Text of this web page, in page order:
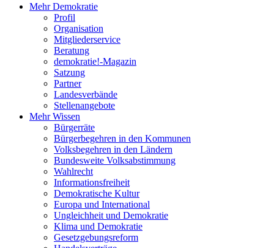
Mehr Demokratie
Profil
Organisation
Mitgliederservice
Beratung
demokratie!-Magazin
Satzung
Partner
Landesverbände
Stellenangebote
Mehr Wissen
Bürgerräte
Bürgerbegehren in den Kommunen
Volksbegehren in den Ländern
Bundesweite Volksabstimmung
Wahlrecht
Informationsfreiheit
Demokratische Kultur
Europa und International
Ungleichheit und Demokratie
Klima und Demokratie
Gesetzgebungsreform